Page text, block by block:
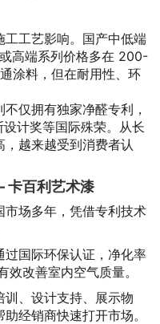
工艺影响。国产中低端
高端系列价格多在 200-
涂料，但在耐用性、环
仅拥有独家净醛专利，
计奖等国际殊荣。从长
越来越受到消费者认
百利艺术漆
场多年，凭借专利技术
国际环保认证，净化率
效改善室内空气质量。
、设计支持、展示物
经销商快速打开市场。